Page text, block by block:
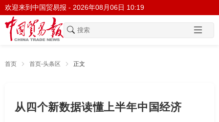
欢迎来到中国贸易报 - 2026年08月06日 10:19
首页 首页-头条区 正文
从四个新数据读懂上半年中国经济